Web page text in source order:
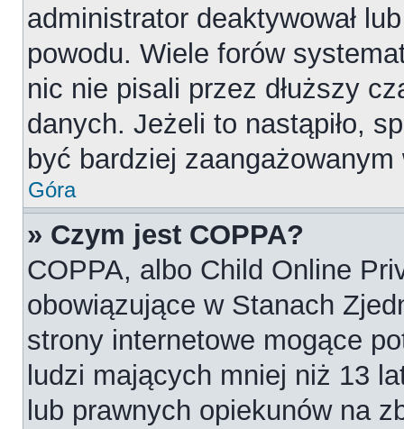
administrator deaktywował
powodu. Wiele forów
nic nie pisali przez dłuższy
danych. Jeżeli to nastąpiło,
być bardziej
Góra
» Czym jest COPPA?
COPPA, albo Child Online
obowiązujące w Stanach
strony internetowe mogące
ludzi mających mniej niż 13
lub prawnych opiekunów na